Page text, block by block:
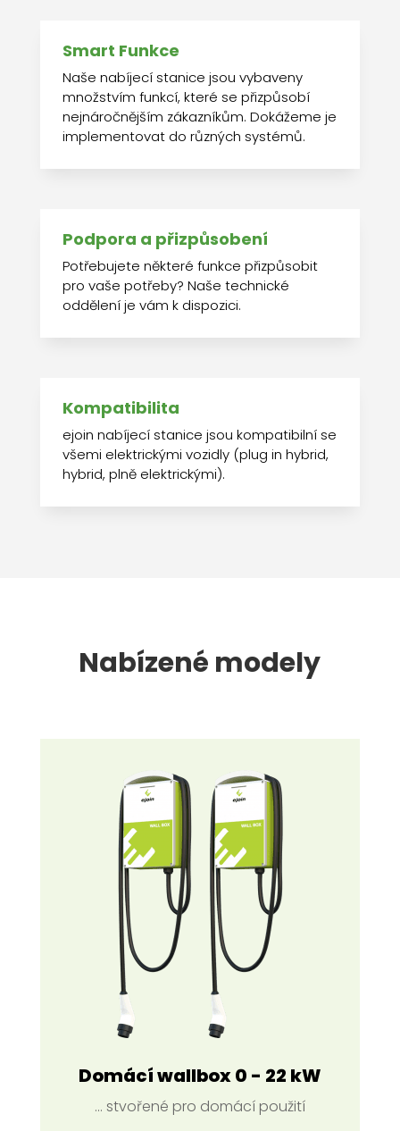
Smart Funkce
Naše nabíjecí stanice jsou vybaveny
množstvím funkcí, které se přizpůsobí
nejnáročnějším zákazníkům. Dokážeme je
implementovat do různých systémů.
Podpora a přizpůsobení
Potřebujete některé funkce přizpůsobit
pro vaše potřeby? Naše technické
oddělení je vám k dispozici.
Kompatibilita
ejoin nabíjecí stanice jsou kompatibilní se
všemi elektrickými vozidly (plug in hybrid,
hybrid, plně elektrickými).
Nabízené modely
Domácí wallbox 0 - 22 kW
... stvořené pro domácí použití